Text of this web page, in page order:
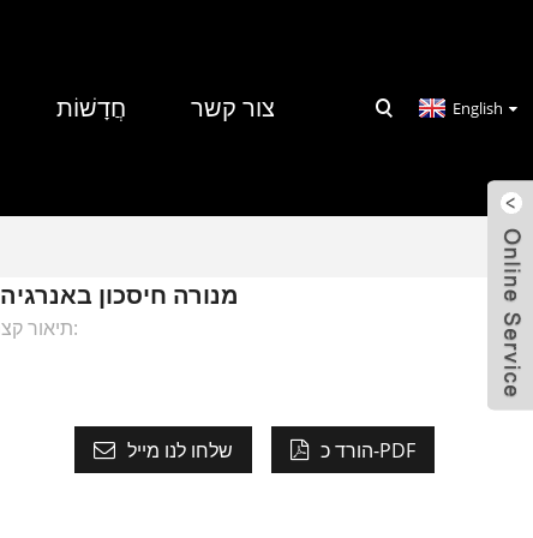
חֲדָשׁוֹת צור קשר English
זול במפעל נורת חירום LED חמה E27 3w 5w 7w 9w 12w מנורה חיסכון באנרגיה
תיאור קצר:
שלחו לנו מייל הורד כ-PDF